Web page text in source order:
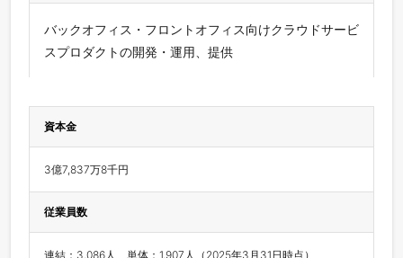
バックオフィス・フロントオフィス向けクラウドサービ
スプロダクトの開発・運用、提供
資本金
3億7,837万8千円
従業員数
連結：3,086人　単体：1,907人（2025年3月31日時点）